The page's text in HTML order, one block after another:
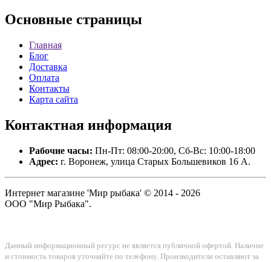
Основные страницы
Главная
Блог
Доставка
Оплата
Контакты
Карта сайта
Контактная информация
Рабочие часы: Пн-Пт: 08:00-20:00, Сб-Вс: 10:00-18:00
Адрес: г. Воронеж, улица Старых Большевиков 16 А.
Интернет магазине 'Мир рыбака' © 2014 - 2026
ООО "Мир Рыбака".
Данный информационный ресурс не является публичной офертой. Наличие
и стоимость товаров уточняйте по телефону. Производители оставляют за